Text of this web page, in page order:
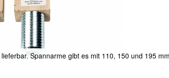
Spannarme gibt es mit 110, 150 und 195